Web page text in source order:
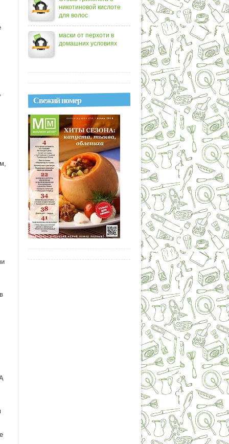
никотиновой кислоте
для волос
маски от перхоти в
домашних условиях
Свежий номер